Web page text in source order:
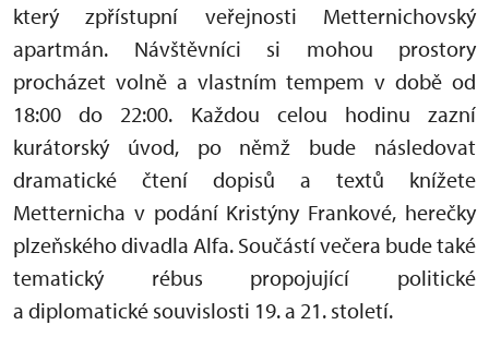
který zpřístupní veřejnosti Metternichovský
apartmán. Návštěvníci si mohou prostory
procházet volně a vlastním tempem v době od
18:00 do 22:00. Každou celou hodinu zazní
kurátorský úvod, po němž bude následovat
dramatické čtení dopisů a textů knížete
Metternicha v podání Kristýny Frankové, herečky
plzeňského divadla Alfa. Součástí večera bude také
tematický rébus propojující politické
a diplomatické souvislosti 19. a 21. století.